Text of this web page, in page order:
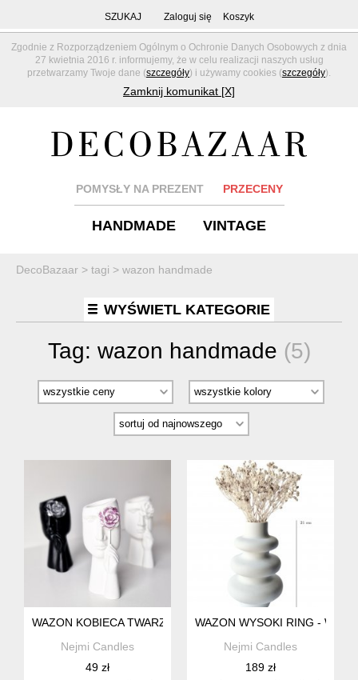
Zgodnie z Rozporządzeniem Ogólnym o Ochronie Danych Osobowych z dnia
27 kwietnia 2016 r. informujemy, że w celu realizacji naszych usług
przetwarzamy Twoje dane (szczegóły) i używamy cookies (szczegóły).
Zamknij komunikat [X]
SZUKAJ Zaloguj się Koszyk
POMYSŁY NA PREZENT PRZECENY
HANDMADE VINTAGE
DecoBazaar > tagi > wazon handmade
WYŚWIETL KATEGORIE
Tag: wazon handmade (5)
WAZON KOBIECA TWARZ - FLOWER WHITE PINK
Nejmi Candles
49 zł
WAZON WYSOKI RING -
Nejmi Candles
189 zł